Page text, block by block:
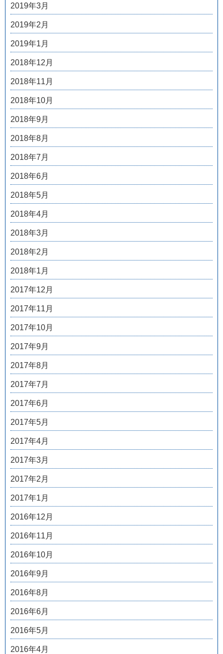
2019年3月
2019年2月
2019年1月
2018年12月
2018年11月
2018年10月
2018年9月
2018年8月
2018年7月
2018年6月
2018年5月
2018年4月
2018年3月
2018年2月
2018年1月
2017年12月
2017年11月
2017年10月
2017年9月
2017年8月
2017年7月
2017年6月
2017年5月
2017年4月
2017年3月
2017年2月
2017年1月
2016年12月
2016年11月
2016年10月
2016年9月
2016年8月
2016年6月
2016年5月
2016年4月